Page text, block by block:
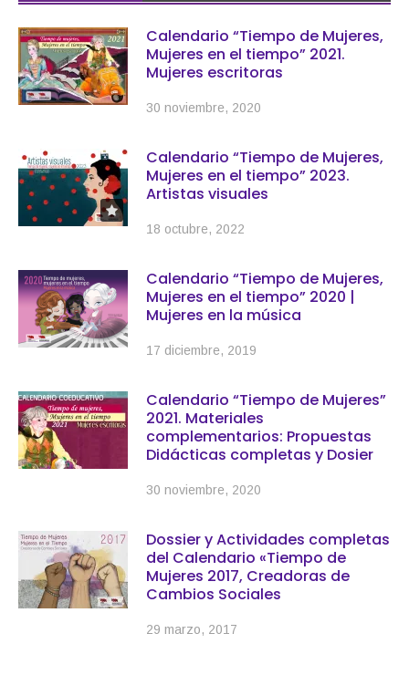
Calendario “Tiempo de Mujeres,
Mujeres en el tiempo” 2021.
Mujeres escritoras
30 noviembre, 2020
Calendario “Tiempo de Mujeres,
Mujeres en el tiempo” 2023.
Artistas visuales
18 octubre, 2022
Calendario “Tiempo de Mujeres,
Mujeres en el tiempo” 2020 |
Mujeres en la música
17 diciembre, 2019
Calendario “Tiempo de Mujeres”
2021. Materiales
complementarios: Propuestas
Didácticas completas y Dosier
30 noviembre, 2020
Dossier y Actividades completas
del Calendario «Tiempo de
Mujeres 2017, Creadoras de
Cambios Sociales
29 marzo, 2017